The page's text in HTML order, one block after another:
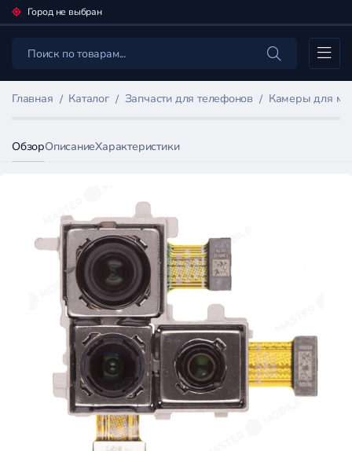
Город не выбран
Каталог
Главная Каталог Запчасти для телефонов Камеры для
ОбзорОписаниеХарактеристики